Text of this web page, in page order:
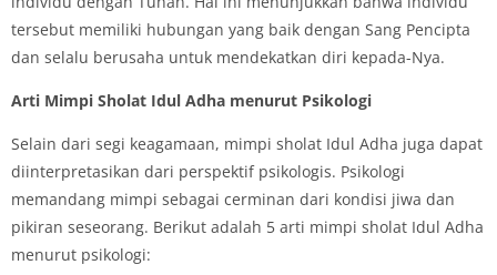
tersebut memiliki hubungan yang baik dengan Sang Pencipta
dan selalu berusaha untuk mendekatkan diri kepada-Nya.
Arti Mimpi Sholat Idul Adha menurut Psikologi
Selain dari segi keagamaan, mimpi sholat Idul Adha juga dapat
diinterpretasikan dari perspektif psikologis. Psikologi
memandang mimpi sebagai cerminan dari kondisi jiwa dan
pikiran seseorang. Berikut adalah 5 arti mimpi sholat Idul Adha
menurut psikologi: